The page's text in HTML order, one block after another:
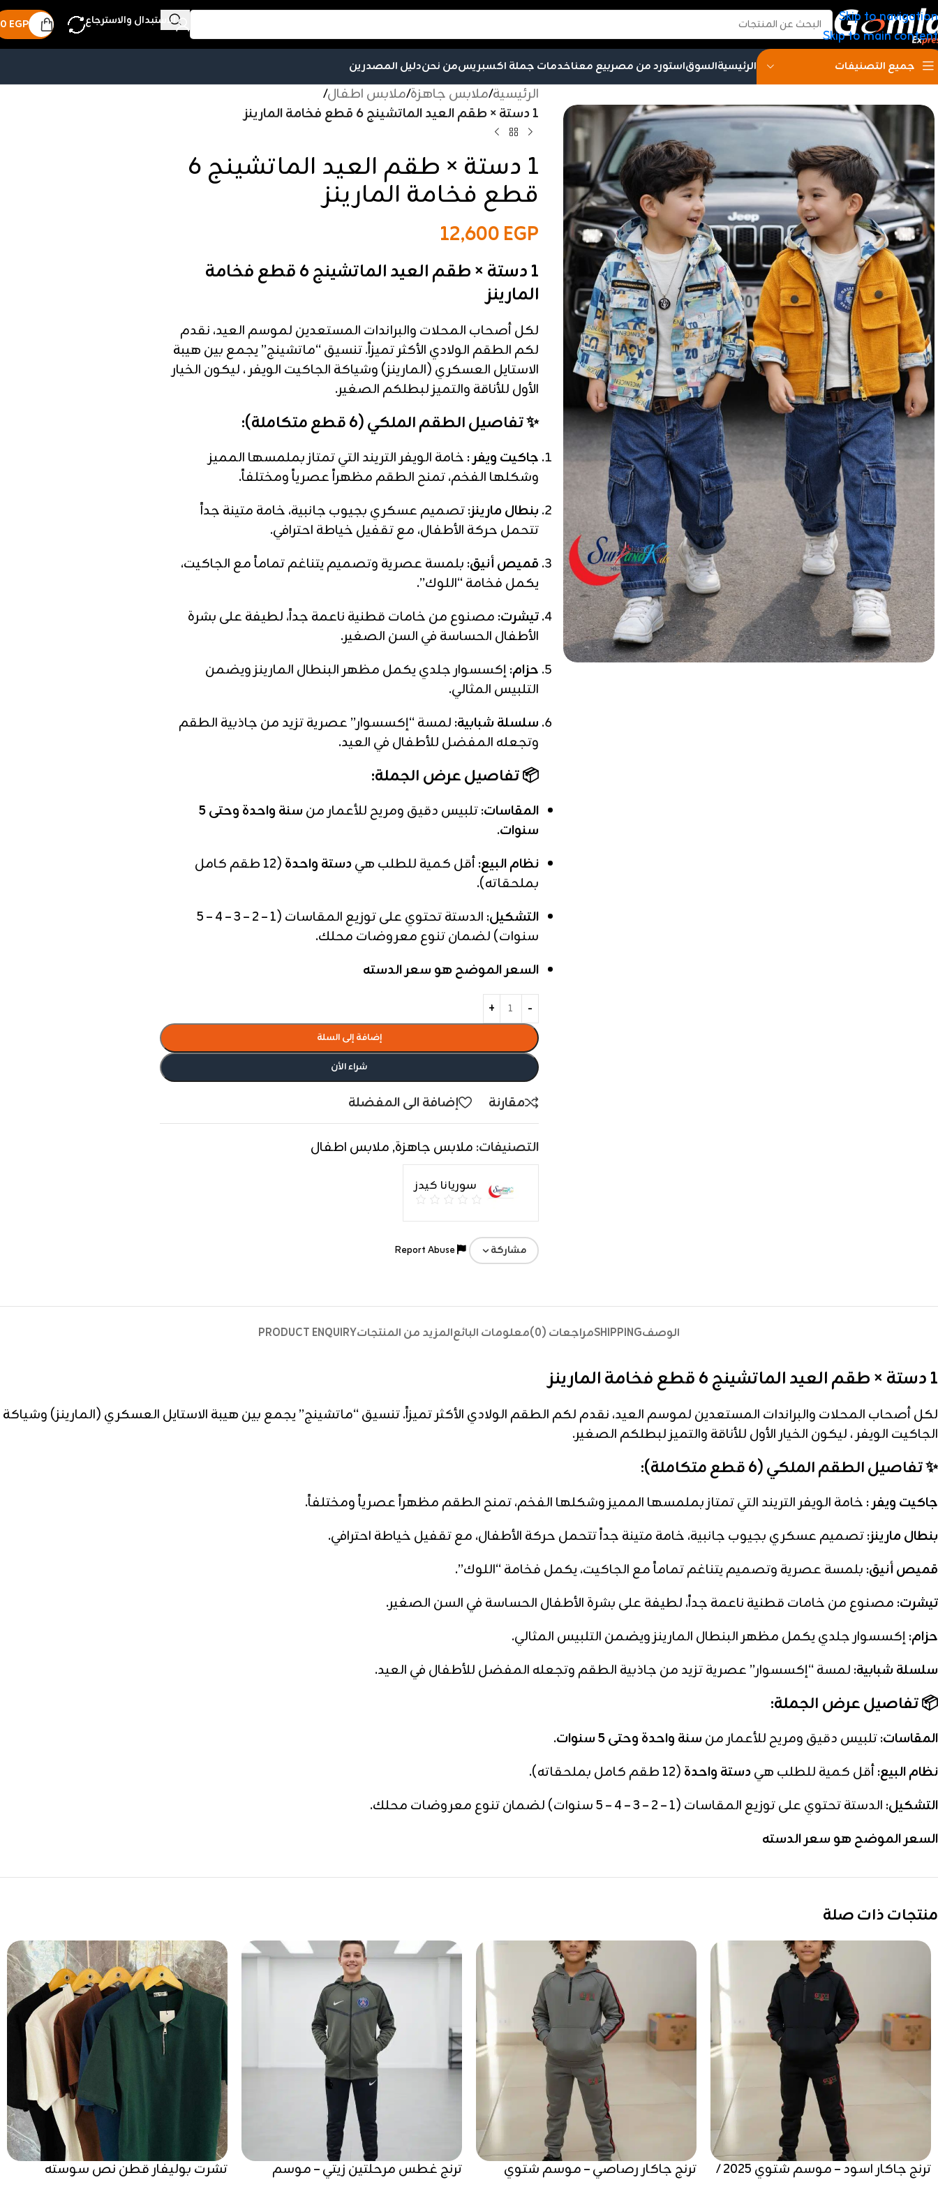
Skip to navigation
Skip to main content
الاستبدال والاسترجاع 0 EGP
جميع التصنيفات الرئيسيةالسوقاستورد من مصربيع معناخدمات جملة اكسبريسمن نحندليل المصدرين
الرئيسية/ملابس جاهزة/ملابس اطفال/
1 دستة × طقم العيد الماتشينج 6 قطع فخامة المارينز
1 دستة × طقم العيد الماتشينج 6
قطع فخامة المارينز
12,600EGP
1 دستة × طقم العيد الماتشينج 6 قطع فخامة
المارينز
لكل أصحاب المحلات والبراندات المستعدين لموسم العيد، نقدم
لكم الطقم الولادي الأكثر تميزاً. تنسيق “ماتشينج” يجمع بين هيبة
الاستايل العسكري (المارينز) وشياكة الجاكيت الويفر ، ليكون الخيار
الأول للأناقة والتميز لبطلكم الصغير.
✨ تفاصيل الطقم الملكي (6 قطع متكاملة):
جاكيت ويفر : خامة الويفر التريند التي تمتاز بملمسها المميز
وشكلها الفخم، تمنح الطقم مظهراً عصرياً ومختلفاً.
بنطال مارينز:تصميم عسكري بجيوب جانبية، خامة متينة جداً
تتحمل حركة الأطفال، مع تقفيل خياطة احترافي.
قميص أنيق: بلمسة عصرية وتصميم يتناغم تماماً مع الجاكيت،
يكمل فخامة “اللوك”.
تيشرت: مصنوع من خامات قطنية ناعمة جداً، لطيفة على بشرة
الأطفال الحساسة في السن الصغير.
حزام: إكسسوار جلدي يكمل مظهر البنطال المارينز ويضمن
التلبيس المثالي.
سلسلة شبابية: لمسة “إكسسوار” عصرية تزيد من جاذبية الطقم
وتجعله المفضل للأطفال في العيد.
📦 تفاصيل عرض الجملة:
المقاسات:تلبيس دقيق ومريح للأعمار من
سنة واحدة وحتى 5
سنوات.
نظام البيع:أقل كمية للطلب هيدستة واحدة
(12 طقم كامل
بملحقاته).
التشكيل:
الدستة تحتوي على توزيع المقاسات (1 – 2 – 3 – 4 – 5
سنوات) لضمان تنوع معروضات محلك.
السعر الموضح هو سعر الدسته
إضافة إلى السلة
شراء الأن
مقارنة إضافة الى المفضلة
التصنيفات: ملابس جاهزة, ملابس اطفال
سوريانا كيدز
مشاركة
الوصفSHIPPINGمراجعات (0) معلومات البائعالمزيد من المنتجاتPRODUCT ENQUIRY
1 دستة × طقم العيد الماتشينج 6 قطع فخامة المارينز
لكل أصحاب المحلات والبراندات المستعدين لموسم العيد، نقدم لكم الطقم الولادي الأكثر تميزاً. تنسيق “ماتشينج” يجمع بين هيبة الاستايل العسكري (المارينز) وشياكة
الجاكيت الويفر ، ليكون الخيار الأول للأناقة والتميز لبطلكم الصغير.
✨ تفاصيل الطقم الملكي (6 قطع متكاملة):
جاكيت ويفر : خامة الويفر التريند التي تمتاز بملمسها المميز وشكلها الفخم، تمنح الطقم مظهراً عصرياً ومختلفاً.
بنطال مارينز:تصميم عسكري بجيوب جانبية، خامة متينة جداً تتحمل حركة الأطفال، مع تقفيل خياطة احترافي.
قميص أنيق: بلمسة عصرية وتصميم يتناغم تماماً مع الجاكيت، يكمل فخامة “اللوك”.
تيشرت: مصنوع من خامات قطنية ناعمة جداً، لطيفة على بشرة الأطفال الحساسة في السن الصغير.
حزام: إكسسوار جلدي يكمل مظهر البنطال المارينز ويضمن التلبيس المثالي.
سلسلة شبابية: لمسة “إكسسوار” عصرية تزيد من جاذبية الطقم وتجعله المفضل للأطفال في العيد.
📦 تفاصيل عرض الجملة:
المقاسات:تلبيس دقيق ومريح للأعمار من سنة واحدة وحتى 5 سنوات
.
نظام البيع:أقل كمية للطلب هيدستة واحدة (12 طقم كامل بملحقاته).
التشكيل: الدستة تحتوي على توزيع المقاسات (1 – 2 – 3 – 4 – 5 سنوات) لضمان تنوع معروضات محلك.
السعر الموضح هو سعر الدسته
منتجات ذات صلة
ترنج جاكار اسود – موسم شتوي 2025 /
ترنج جاكار رصاصي – موسم شتوي
ترنج غطس مرحلتين زيتي – موسم
تشرت بوليفار قطن نص سوسته